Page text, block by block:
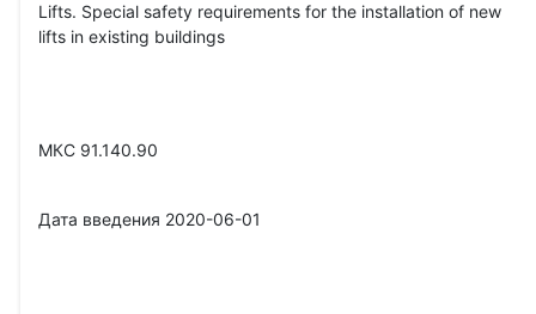
Lifts. Special safety requirements for the installation of new
lifts in existing buildings
МКС 91.140.90
Дата введения 2020-06-01